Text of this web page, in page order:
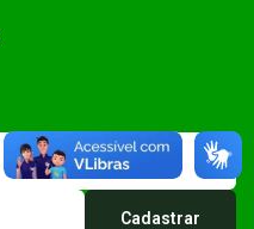
Cadastrar